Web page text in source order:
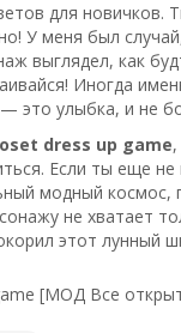
для
У меня был
выглядел, как
Иногда
это улыбка, и не
dress up game
Если ты еще
модный космос,
не хватает
этот лунный
[МОД Все